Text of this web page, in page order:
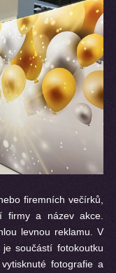
firemních večírků,
firmy a název akce.
levnou reklamu. V
součástí fotokoutku
fotografie a